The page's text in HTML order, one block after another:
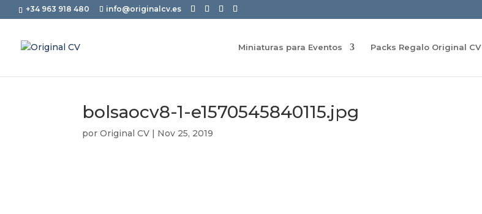
+34 963 918 480 info@originalcv.es
Miniaturas para Eventos Packs Regalo Original CV
bolsaocv8-1-e1570545840115.jpg
porOriginal CV | Nov 25, 2019